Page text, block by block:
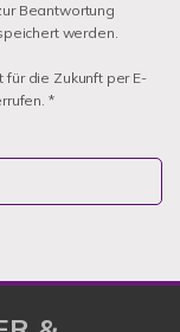
Beantwortung
werden.
für die Zukunft per E-
*